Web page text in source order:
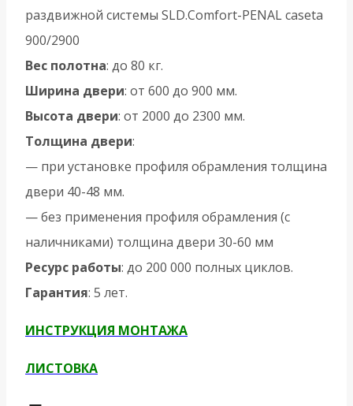
раздвижной системы SLD.Comfort-PENAL caseta
900/2900
Вес полотна: до 80 кг.
Ширина двери: от 600 до 900 мм.
Высота двери: от 2000 до 2300 мм.
Толщина двери:
— при установке профиля обрамления толщина
двери 40-48 мм.
— без применения профиля обрамления (с
наличниками) толщина двери 30-60 мм
Ресурс работы: до 200 000 полных циклов.
Гарантия: 5 лет.
ИНСТРУКЦИЯ МОНТАЖА
ЛИСТОВКА